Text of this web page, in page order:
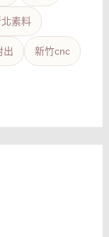
素料
出 新竹cnc